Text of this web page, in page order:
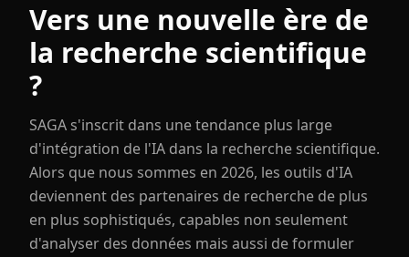
Vers une nouvelle ère de
la recherche scientifique
?
SAGA s'inscrit dans une tendance plus large
d'intégration de l'IA dans la recherche scientifique.
Alors que nous sommes en 2026, les outils d'IA
deviennent des partenaires de recherche de plus
en plus sophistiqués, capables non seulement
d'analyser des données mais aussi de formuler